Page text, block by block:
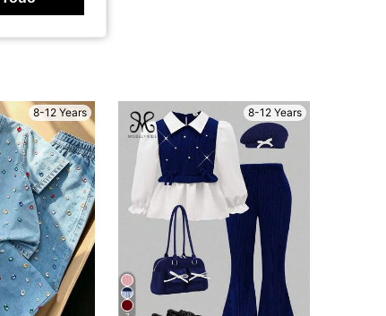
8-12 Years 8-12 Years